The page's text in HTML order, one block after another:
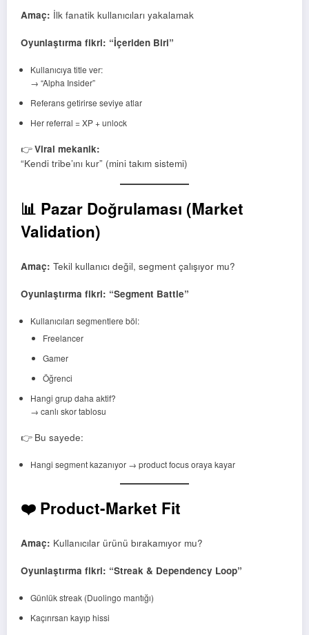
Amaç: İlk fanatik kullanıcıları yakalamak
Oyunlaştırma fikri: “İçeriden Biri”
Kullanıcıya title ver:
→ “Alpha Insider”
Referans getirirse seviye atlar
Her referral = XP + unlock
👉Viral mekanik:
“Kendi tribe’ını kur” (mini takım sistemi)
📊 Pazar Doğrulaması (Market
Validation)
Amaç: Tekil kullanıcı değil, segment çalışıyor mu?
Oyunlaştırma fikri: “Segment Battle”
Kullanıcıları segmentlere böl:
Freelancer
Gamer
Öğrenci
Hangi grup daha aktif?
→ canlı skor tablosu
👉 Bu sayede:
Hangi segment kazanıyor → product focus oraya kayar
❤️ Product-Market Fit
Amaç: Kullanıcılar ürünü bırakamıyor mu?
Oyunlaştırma fikri: “Streak & Dependency Loop”
Günlük streak (Duolingo mantığı)
Kaçırırsan kayıp hissi